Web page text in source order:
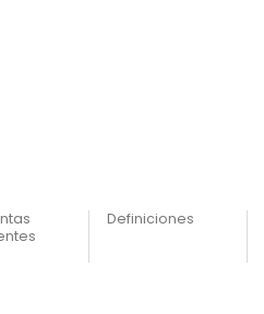
Definiciones